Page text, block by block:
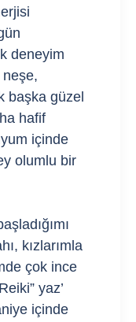
deneyim
başka güzel
hafif
içinde
olumlu bir
kızlarımla
çok ince
yaz’
içinde